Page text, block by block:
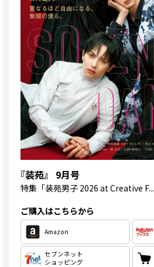
『装苑』 9月号
特集 「装苑男子 2026 at Creative F...
ご購入はこちらから
Amazon
セブンネット
ショッピング